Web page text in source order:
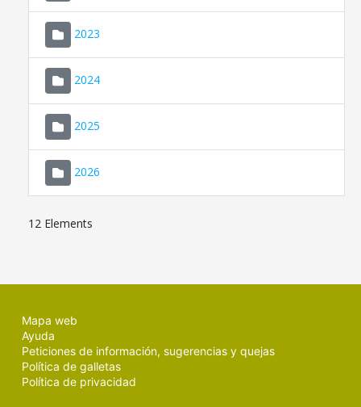
2023
2024
2025
2026
12 Elements
Mapa web
Ayuda
Peticiones de información, sugerencias y quejas
Política de galletas
Política de privacidad